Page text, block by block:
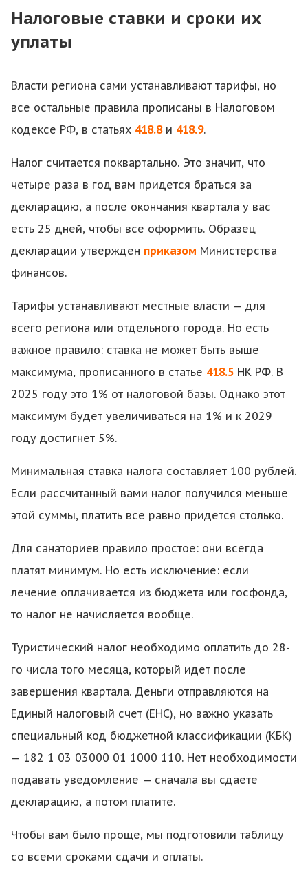
Налоговые ставки и сроки их
уплаты
Власти региона сами устанавливают тарифы, но
все остальные правила прописаны в Налоговом
кодексе РФ, в статьях 418.8и 418.9.
Налог считается поквартально. Это значит, что
четыре раза в год вам придется браться за
декларацию, а после окончания квартала у вас
есть 25 дней, чтобы все оформить. Образец
декларации утвержден приказом Министерства
финансов.
Тарифы устанавливают местные власти — для
всего региона или отдельного города. Но есть
важное правило: ставка не может быть выше
максимума, прописанного в статье 418.5 НК РФ. В
2025 году это 1% от налоговой базы. Однако этот
максимум будет увеличиваться на 1% и к 2029
году достигнет 5%.
Минимальная ставка налога составляет 100 рублей.
Если рассчитанный вами налог получился меньше
этой суммы, платить все равно придется столько.
Для санаториев правило простое: они всегда
платят минимум. Но есть исключение: если
лечение оплачивается из бюджета или госфонда,
то налог не начисляется вообще.
Туристический налог необходимо оплатить до 28-
го числа того месяца, который идет после
завершения квартала. Деньги отправляются на
Единый налоговый счет (ЕНС), но важно указать
специальный код бюджетной классификации (КБК)
— 182 1 03 03000 01 1000 110. Нет необходимости
подавать уведомление — сначала вы сдаете
декларацию, а потом платите.
Чтобы вам было проще, мы подготовили таблицу
со всеми сроками сдачи и оплаты.